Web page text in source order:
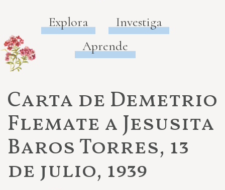
Explora
Investiga
Aprende
Carta de Demetrio
Flemate a Jesusita
Baros Torres, 13
de julio, 1939